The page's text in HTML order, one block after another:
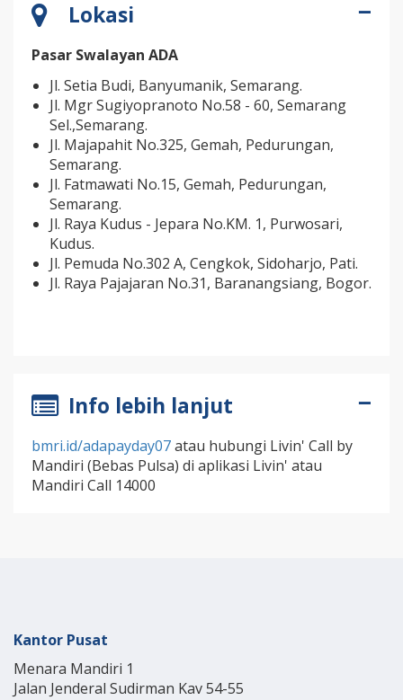
Lokasi
Pasar Swalayan ADA
Jl. Setia Budi, Banyumanik, Semarang.
Jl. Mgr Sugiyopranoto No.58 - 60, Semarang
Sel.,Semarang.
Jl. Majapahit No.325, Gemah, Pedurungan,
Semarang.
Jl. Fatmawati No.15, Gemah, Pedurungan,
Semarang.
Jl. Raya Kudus - Jepara No.KM. 1, Purwosari,
Kudus.
Jl. Pemuda No.302 A, Cengkok, Sidoharjo, Pati.
Jl. Raya Pajajaran No.31, Baranangsiang, Bogor.
Info lebih lanjut
bmri.id/adapayday07atau hubungi Livin' Call by
Mandiri (Bebas Pulsa) di aplikasi Livin' atau
Mandiri Call 14000
Kantor Pusat
Menara Mandiri 1
Jalan Jenderal Sudirman Kav 54-55